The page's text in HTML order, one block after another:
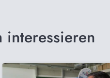
interessieren